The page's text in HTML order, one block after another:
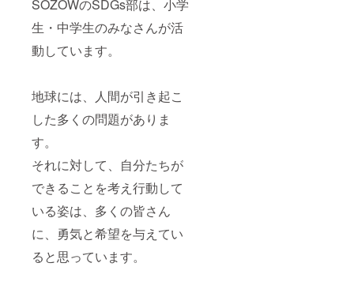
SOZOWのSDGs部は、小学
生・中学生のみなさんが活
動しています。
地球には、人間が引き起こ
した多くの問題がありま
す。
それに対して、自分たちが
できることを考え行動して
いる姿は、多くの皆さん
に、勇気と希望を与えてい
ると思っています。